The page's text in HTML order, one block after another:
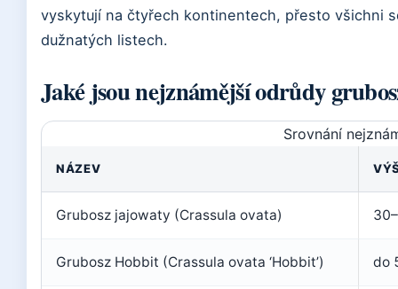
vyskytují na čtyřech kontinentech, přesto všichni
dužnatých listech.
Jaké jsou nejznámější odrůdy
Srovnání
NÁZEV
Grubosz jajowaty (Crassula ovata)
Grubosz Hobbit (Crassula ovata ‘Hobbit’) do